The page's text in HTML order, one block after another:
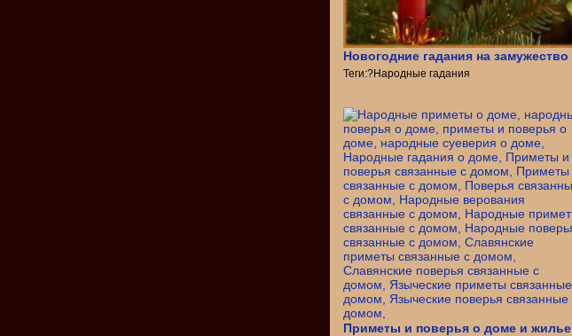
Новогодние гадания на замужество
Теги:?Народные гадания
Приметы и поверья о доме и жилье